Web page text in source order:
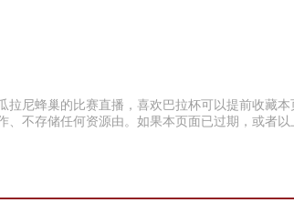
尼蜂巢的比赛直播，喜欢巴拉杯可以提前收藏
不存储任何资源由。如果本页面已过期，或者